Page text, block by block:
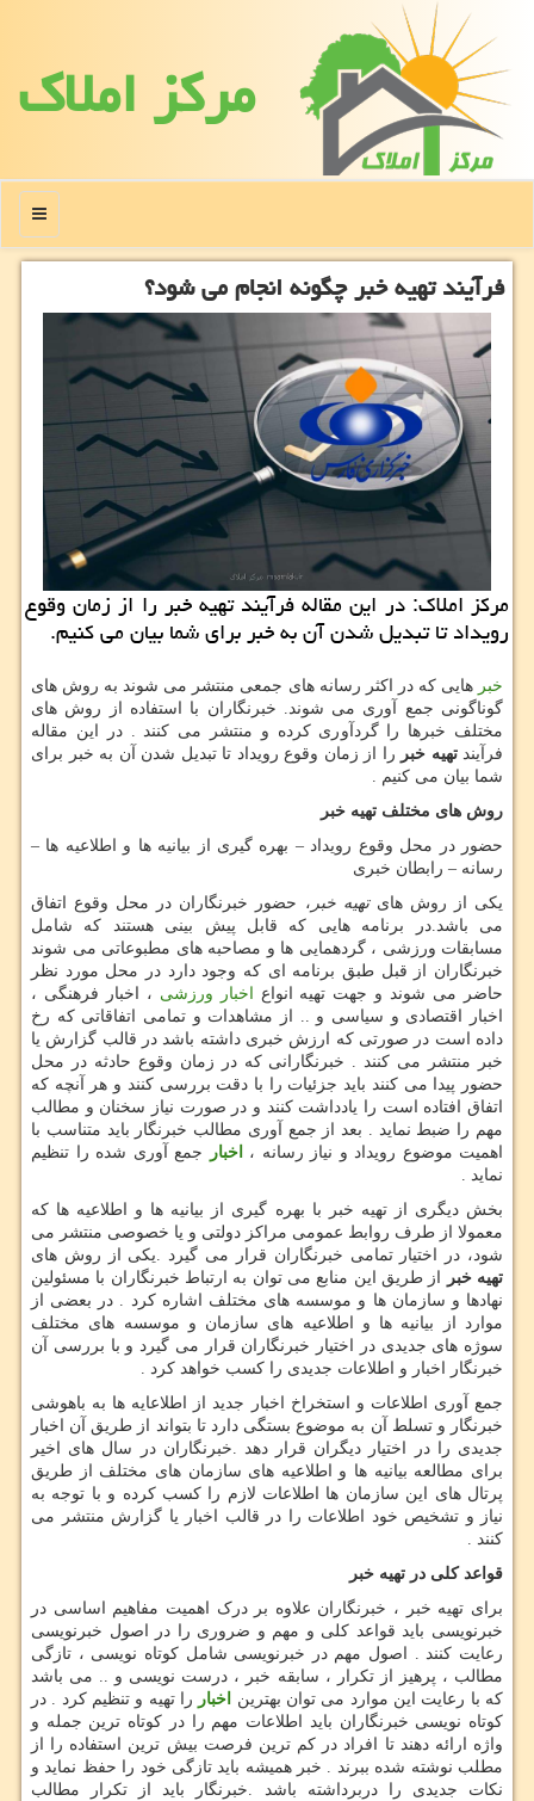
مركز املاك
منو
فرآیند تهیه خبر چگونه انجام می شود؟
مركز املاك: در این مقاله فرآیند تهیه خبر را از زمان وقوع
رویداد تا تبدیل شدن آن به خبر برای شما بیان می كنیم.
خبر هایی که در اکثر رسانه های جمعی منتشر می شوند به روش های
گوناگونی جمع آوری می شوند. خبرنگاران با استفاده از روش های
مختلف خبرها را گردآوری کرده و منتشر می کنند . در این مقاله
فرآیندتهیه خبر را از زمان وقوع رویداد تا تبدیل شدن آن به خبر برای
شما بیان می کنیم .
روش های مختلف تهیه خبر
حضور در محل وقوع رویداد – بهره گیری از بیانیه ها و اطلاعیه ها –
رسانه – رابطان خبری
یکی از روش هایتهیه خبر ، حضور خبرنگاران در محل وقوع اتفاق
می باشد.در برنامه هایی که قابل پیش بینی هستند که شامل
مسابقات ورزشی ، گردهمایی ها و مصاحبه های مطبوعاتی می شوند
خبرنگاران از قبل طبق برنامه ای که وجود دارد در محل مورد نظر
حاضر می شوند و جهت تهیه انواع اخبار ورزشی ، اخبار فرهنگی ،
اخبار اقتصادی و سیاسی و .. از مشاهدات و تمامی اتفاقاتی که رخ
داده است در صورتی که ارزش خبری داشته باشد در قالب گزارش یا
خبر منتشر می کنند . خبرنگارانی که در زمان وقوع حادثه در محل
حضور پیدا می کنند باید جزئیات را با دقت بررسی کنند و هر آنچه که
اتفاق افتاده است را یادداشت کنند و در صورت نیاز سخنان و مطالب
مهم را ضبط نماید . بعد از جمع آوری مطالب خبرنگار باید متناسب با
اهمیت موضوع رویداد و نیاز رسانه ،
اخبار
جمع آوری شده را تنظیم
نماید .
بخش دیگری از تهیه خبر با بهره گیری از بیانیه ها و اطلاعیه ها که
معمولا از طرف روابط عمومی مراکز دولتی و یا خصوصی منتشر می
شود، در اختیار تمامی خبرنگاران قرار می گیرد .یکی از روش های
تهیه خبر
از طریق این منابع می توان به ارتباط خبرنگاران با مسئولین
نهادها و سازمان ها و موسسه های مختلف اشاره کرد . در بعضی از
موارد از بیانیه ها و اطلاعیه های سازمان و موسسه های مختلف
سوژه های جدیدی در اختیار خبرنگاران قرار می گیرد و با بررسی آن
خبرنگار اخبار و اطلاعات جدیدی را کسب خواهد کرد .
جمع آوری اطلاعات و استخراخ اخبار جدید از اطلاعایه ها به باهوشی
خبرنگار و تسلط آن به موضوع بستگی دارد تا بتواند از طریق آن اخبار
جدیدی را در اختیار دیگران قرار دهد .خبرنگاران در سال های اخیر
برای مطالعه بیانیه ها و اطلاعیه های سازمان های مختلف از طریق
پرتال های این سازمان ها اطلاعات لازم را کسب کرده و با توجه به
نیاز و تشخیص خود اطلاعات را در قالب اخبار یا گزارش منتشر می
کنند .
قواعد کلی در تهیه خبر
برای تهیه خبر ، خبرنگاران علاوه بر درک اهمیت مفاهیم اساسی در
خبرنویسی باید قواعد کلی و مهم و ضروری را در اصول خبرنویسی
رعایت کنند . اصول مهم در خبرنویسی شامل کوتاه نویسی ، تازگی
مطالب ، پرهیز از تکرار ، سابقه خبر ، درست نویسی و .. می باشد
که با رعایت این موارد می توان بهترین
اخبار را تهیه و تنظیم کرد . در
کوتاه نویسی خبرنگاران باید اطلاعات مهم را در کوتاه ترین جمله و
واژه ارائه دهند تا افراد در کم ترین فرصت بیش ترین استفاده را از
مطلب نوشته شده ببرند . خبر همیشه باید تازگی خود را حفظ نماید و
نکات جدیدی را دربرداشته باشد .خبرنگار باید از تکرار مطالب